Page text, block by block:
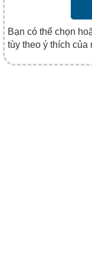
Bạn có thể chọn
tùy theo ý thích của